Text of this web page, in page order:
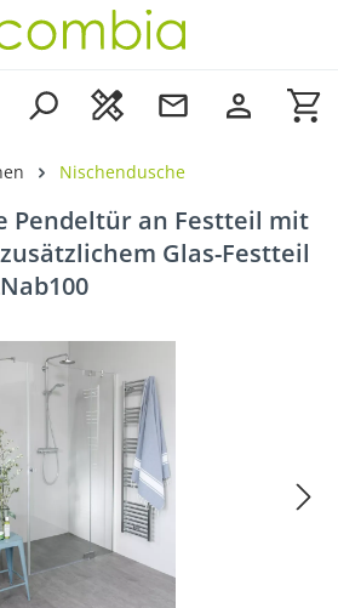
Nischendusche
Pendeltür an Festteil mit
Glas-Festteil